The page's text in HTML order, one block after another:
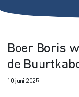
Boer Boris
de
10 juni 2025